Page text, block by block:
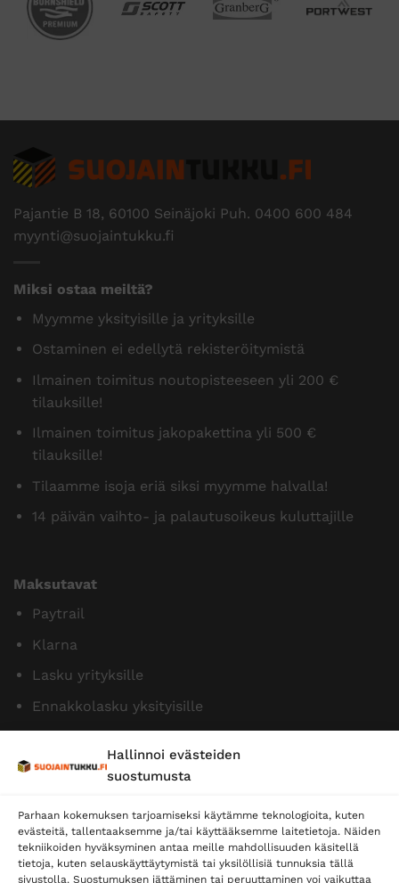
Hallinnoi evästeiden
suostumusta
Parhaan kokemuksen tarjoamiseksi käytämme teknologioita, kuten
evästeitä, tallentaaksemme ja/tai käyttääksemme laitetietoja. Näiden
tekniikoiden hyväksyminen antaa meille mahdollisuuden käsitellä
tietoja, kuten selauskäyttäytymistä tai yksilöllisiä tunnuksia tällä
sivustolla. Suostumuksen jättäminen tai peruuttaminen voi vaikuttaa
Pajantie B 18, 60100 Seinäjoki Puh. 0400 600 484
myynti@suojaintukku.fi
Miksi ostaa meiltä?
Myymme yksityisille ja yrityksille
Ostaminen ei edellytä rekisteröitymistä
Ilmainen toimitus noutopisteeseen yli 200 €
tilauksille!
Ilmainen toimitus jakopakettina yli 500 €
tilauksille!
Tilaamme isoja eriä siksi myymme halvalla!
14 päivän vaihto- ja palautusoikeus kuluttajille
Maksutavat
Paytrail
Klarna
Lasku yrityksille
Ennakkolasku yksityisille
Toimitustavat